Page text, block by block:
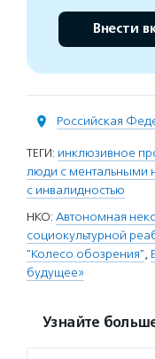
Внести
Российская
ТЕГИ: инклюзивное
люди с ментальными
с инвалидностью
НКО: Автономная
социокультурной
"Колесо обозрения",
будущее»
Узнайте